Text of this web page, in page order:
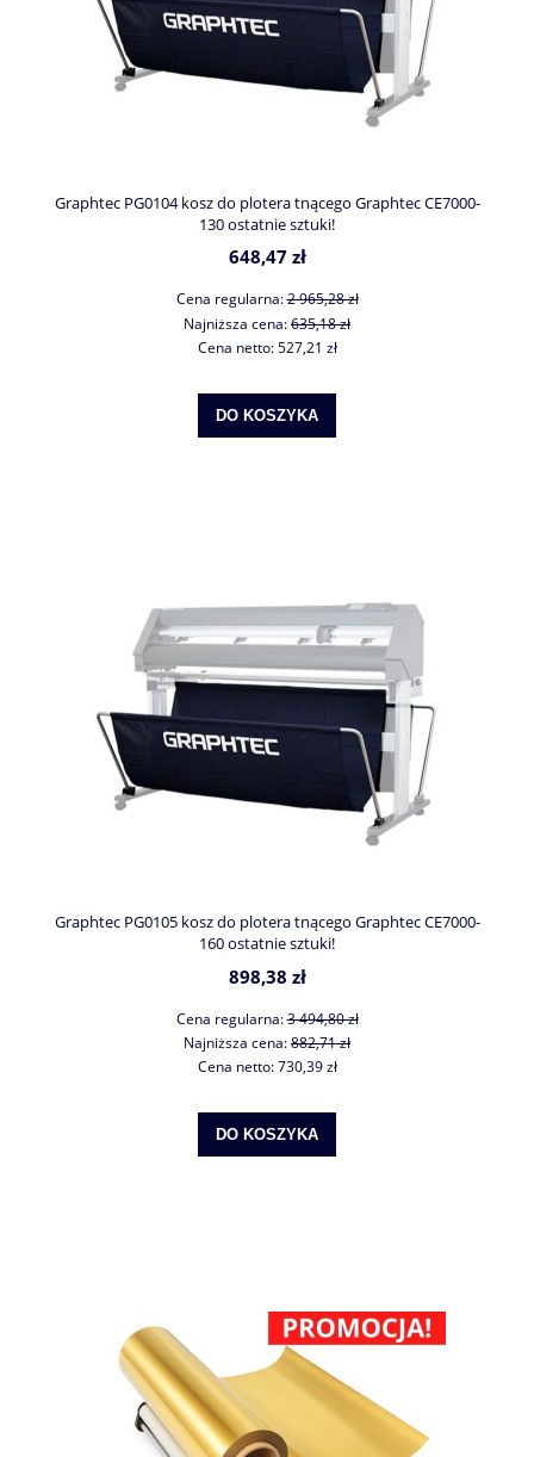
Graphtec PG0104 kosz do plotera tnącego Graphtec CE7000-
130 ostatnie sztuki!
648,47 zł
Cena regularna:2 965,28 zł
Najniższa cena:635,18 zł
Cena netto:527,21 zł
DO KOSZYKA
Graphtec PG0105 kosz do plotera tnącego Graphtec CE7000-
160 ostatnie sztuki!
898,38 zł
Cena regularna:3 494,80 zł
Najniższa cena:882,71 zł
Cena netto:730,39 zł
DO KOSZYKA